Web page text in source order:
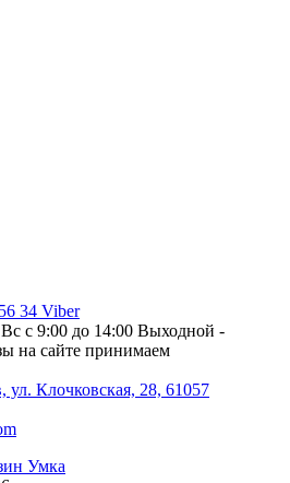
34 Viber
с 9:00 до 14:00 Выходной -
на сайте принимаем
ул. Клочковская, 28, 61057
Умка